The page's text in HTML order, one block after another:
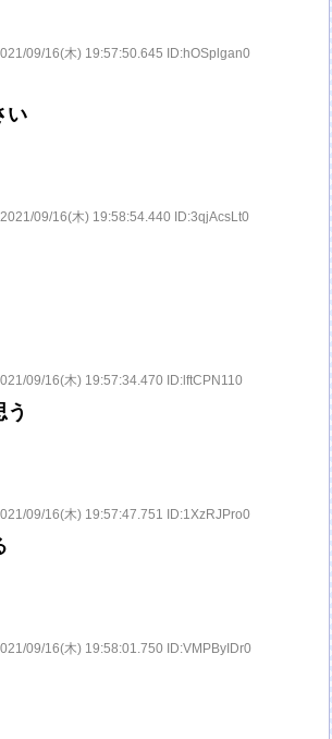
09/16(木) 19:57:50.645 ID:hOSplgan0
い
2021/09/16(木) 19:58:54.440 ID:3qjAcsLt0
09/16(木) 19:57:34.470 ID:lftCPN110
う
09/16(木) 19:57:47.751 ID:1XzRJPro0
09/16(木) 19:58:01.750 ID:VMPByIDr0